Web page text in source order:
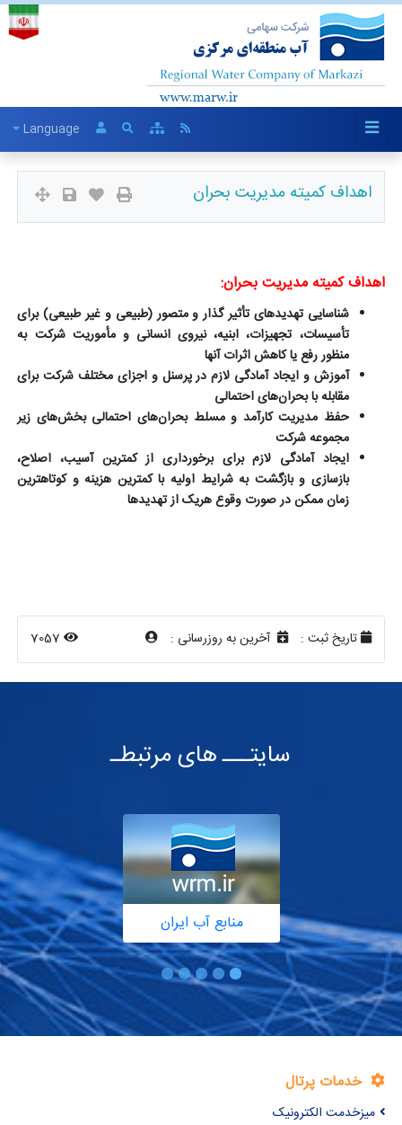
Language
اهداف کمیته مدیریت بحران
اهداف کمیته مدیریت بحران:
شناسایی تهدیدهای تأثیر گذار و متصور (طبیعی و غیر طبیعی) برای
تأسیسات، تجهیزات، ابنیه، نیروی انسانی و مأموریت شرکت به
منظور رفع یا کاهش اثرات آنها
آموزش و ایجاد آمادگی لازم در پرسنل و اجزای مختلف شرکت برای
مقابله با بحران‌های احتمالی
حفظ مدیریت کارآمد و مسلط بحران‌های احتمالی بخش‌های زیر
مجموعه شرکت
ایجاد آمادگی لازم برای برخورداری از کمترین آسیب، اصلاح،
بازسازی و بازگشت به شرایط اولیه با کمترین هزینه و کوتاهترین
زمان ممکن در صورت وقوع هریک از تهدیدها
تاریخ ثبت : آخرین به روزرسانی : 7057
سایتـــ های مرتبطـ
منابع آب ایران
خدمات پرتال
میزخدمت الکترونیک